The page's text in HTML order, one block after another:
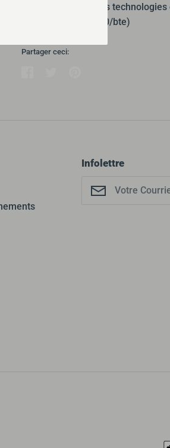
de nos plus récentes
barrière cutanée.(20/bte)
Partager ceci:
Infolettre